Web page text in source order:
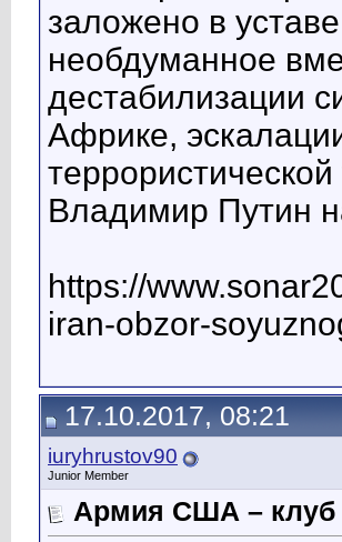
заложено в
необдуманное
дестабилизации
Африке,
Владимир Путин
https://
iran-obzor-
17.10.2017, 08:21
iuryhrustov90
Junior Member
Армия США – клуб